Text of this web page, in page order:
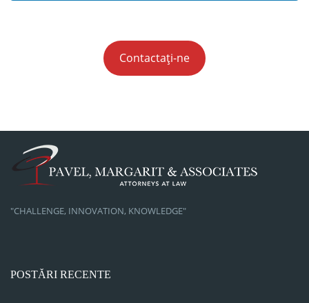
Contactați-ne
"CHALLENGE, INNOVATION, KNOWLEDGE"
POSTĂRI RECENTE